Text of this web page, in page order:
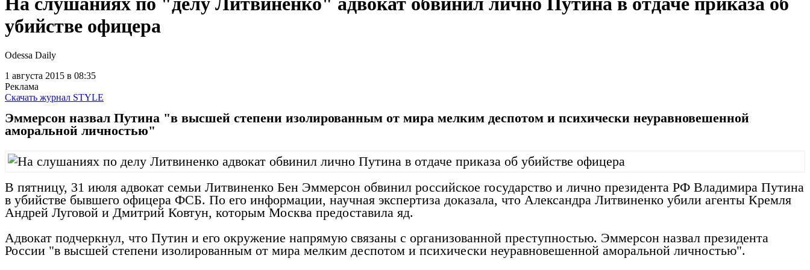
убийстве офицера
Odessa Daily
1 августа 2015 в 08:35
Реклама
Скачать журнал STYLE
Эммерсон назвал Путина "в высшей степени изолированным от мира мелким деспотом и психически неуравновешенной
аморальной личностью"
В пятницу, 31 июля адвокат семьи Литвиненко Бен Эммерсон обвинил российское государство и лично президента РФ Владимира Путина
в убийстве бывшего офицера ФСБ. По его информации, научная экспертиза доказала, что Александра Литвиненко убили агенты Кремля
Андрей Луговой и Дмитрий Ковтун, которым Москва предоставила яд.
Адвокат подчеркнул, что Путин и его окружение напрямую связаны с организованной преступностью. Эммерсон назвал президента
России "в высшей степени изолированным от мира мелким деспотом и психически неуравновешенной аморальной личностью".